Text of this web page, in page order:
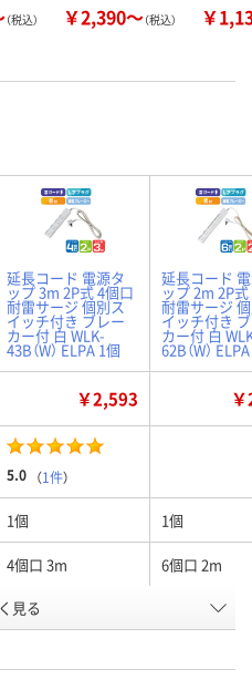
（税込） ￥2,390～（税込） ￥
延長コード 電源タ
ップ 3m 2P式 4個口
耐雷サージ 個別ス
イッチ付き ブレー
カー付 白 WLK-
43B（W） ELPA 1個
延長コード
ップ 2m 2P
耐雷サージ
イッチ付き
カー付 白
62B（W）
￥2,593
5.0 （1件）
1個 1個
4個口 3m 6個口 2m
XP01232 XP01238
見る